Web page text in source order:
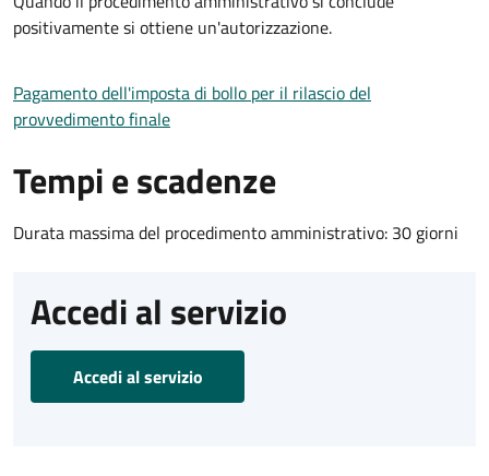
positivamente si ottiene un'autorizzazione.
Pagamento dell'imposta di bollo per il rilascio del
provvedimento finale
Tempi e scadenze
Durata massima del procedimento amministrativo: 30 giorni
Accedi al servizio
Accedi al servizio